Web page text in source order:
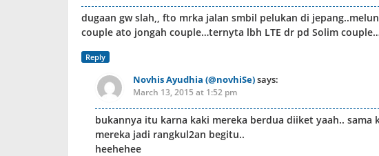
dugaan gw slah,, fto mrka jalan smbil pelukan di
couple ato jongah couple…ternyta lbh LTE dr pd Solim
Reply
Novhis Ayudhia (@novhiSe)says:
March 13, 2015 at 1:52 pm
bukannya itu karna kaki mereka berdua diiket yaah.. sama
mereka jadi rangkul2an begitu..
heehehee